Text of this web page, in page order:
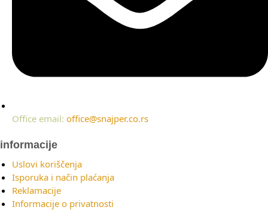
Office email: office@snajper.co.rs
informacije
Uslovi koriščenja
Isporuka i način plaćanja
Reklamacije
Informacije o privatnosti